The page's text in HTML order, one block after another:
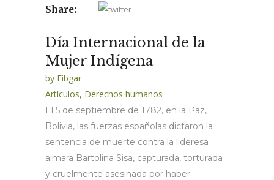
Share:
Día Internacional de la
Mujer Indígena
by Fibgar
Artículos, Derechos humanos
El 5 de septiembre de 1782, en la Paz,
Bolivia, las fuerzas españolas dictaron la
sentencia de muerte contra la lideresa
aimara Bartolina Sisa, capturada, torturada
y cruelmente asesinada por haber